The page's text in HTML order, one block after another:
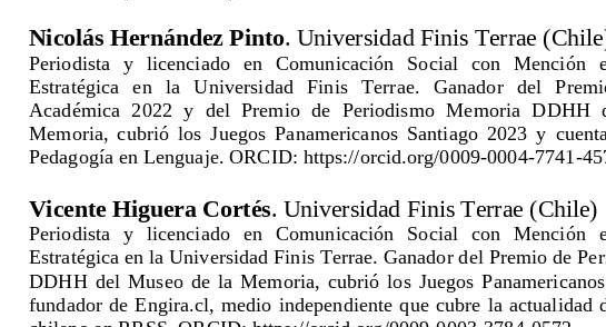
Nicolás Hernández Pinto. Universidad Finis Terrae
Periodista   y   licenciado   en   Comunicación   Social   con   Mención
Estratégica   en   la   Universidad   Finis   Terrae.   Ganador   del
Académica 2022 y del Premio de Periodismo Memoria DDHH
Memoria, cubrió los Juegos Panamericanos Santiago 2023 y
Pedagogía en Lenguaje. ORCID: https://orcid.org/0009-0004-7741-
Vicente Higuera Cortés. Universidad Finis Terrae (Chile)
Periodista   y   licenciado   en   Comunicación   Social   con   Mención
Estratégica en la Universidad Finis Terrae. Ganador del Premio de
DDHH del Museo de la Memoria, cubrió los Juegos
fundador de Engira.cl, medio independiente que cubre la actualidad